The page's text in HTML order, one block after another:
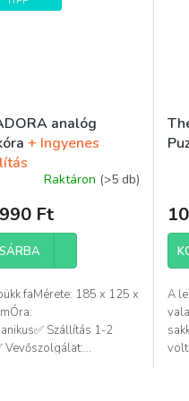
analóg
+ Ingyenes
Raktáron (>5 db)
Ft
faMérete: 185 x 125 x
Szállítás 1-2
Vevőszolgálat:...
A